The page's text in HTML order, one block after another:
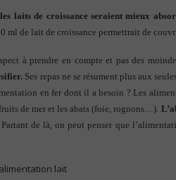
laits de croissance seraient mieux
ml de lait de croissance permettrait de
à prendre en compte et pas des
Ses repas ne se résument plus aux
en fer dont il a besoin ? Les
de mer et les abats (foie, rognons…).
de là, on peut penser que